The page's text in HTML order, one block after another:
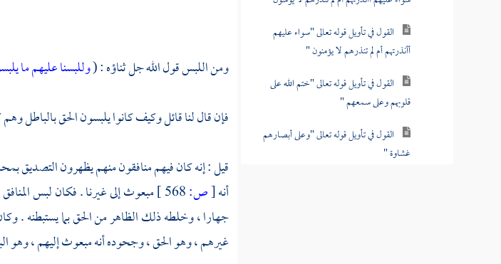
القول في تأويل قوله تعالى "سواء عليهم
أأنذرتهم أم لم تنذرهم لا يؤمنون "
القول في تأويل قوله تعالى "ختم الله على
قلوبهم وعلى سمعهم "
القول في تأويل قوله تعالى "وعلى أبصارهم
غشاوة "
ومن اللبس قول الله جل ثناؤه : (وللبسنا عليهم ما
فإن قال لنا قائل وكيف كانوا يلبسون الحق بالباطل
قيل : إنه كان فيهم منافقون منهم يظهرون التصديق
أنه[ص: مبعوث إلى غيرنا . فكان لبس
جهارا ، وخلطه ذلك الظاهر من الحق بما يستبطنه .
غيرهم ، وهو الحق ، وجحوده أنه مبعوث إليهم ، وهو